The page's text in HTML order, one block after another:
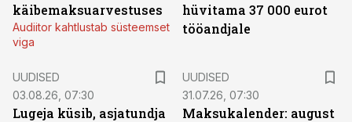
käibemaksuarvestuses
Audiitor kahtlustab süsteemset
viga
hüvitama 37 000 eurot
tööandjale
UUDISED
03.08.26, 07:30
Lugeja küsib, asjatundja
UUDISED
31.07.26, 07:30
Maksukalender: august